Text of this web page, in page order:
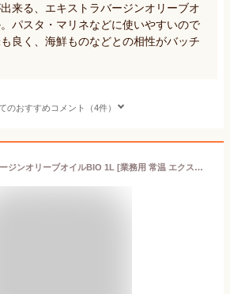
来る、エキストラバージンオリーブオ
パスタ・マリネなどに使いやすいので
良く、海鮮ものなどとの相性がバッチ
のおすすめコメント（4件）
コース—ル EXバージンオリーブオイルBIO 1L [業務用 常温 エクストラバージン EUオーガニック] (900017)